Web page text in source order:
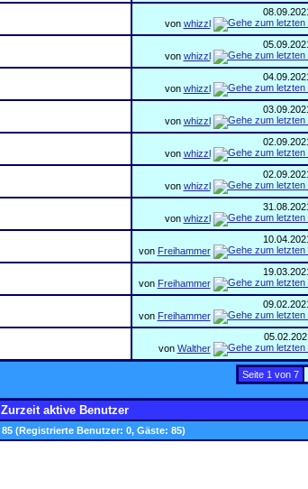
von whizzl
von whizzl
von whizzl
von whizzl
von whizzl
von whizzl
von whizzl
von Freihammer
von Freihammer
von Freihammer
von Walther
Seite 1 von 7
Zurzeit aktive Benutzer
85 (Registrierte Benutzer: 0, Gäste: 85)